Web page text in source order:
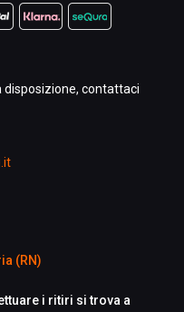
disposizione, contattaci
(RN)
i ritiri si trova a